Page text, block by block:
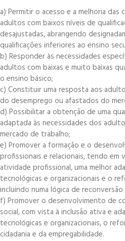
a) Permitir o acesso e a melhoria
adultos com baixos níveis de
desajustadas, abrangendo
qualificações inferiores ao ensino
b) Responder às necessidades
adultos com baixas e muito baixas
o ensino básico;
c) Constituir uma resposta aos
do desemprego ou afastados do
d) Possibilitar a obtenção de uma
adaptada às necessidades dos
mercado de trabalho;
e) Promover a formação e o
profissionais e relacionais, tendo em
atividade profissional, uma melhor
tecnológicas e organizacionais e o
incluindo numa lógica de
f) Promover o desenvolvimento de
social, com vista à inclusão ativa e
tecnológicas e organizacionais, o
cidadania e da empregabilidade.